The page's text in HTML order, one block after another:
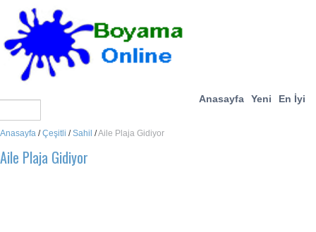
Anasayfa Yeni En İyi
Anasayfa /Çeşitli /Sahil /Aile Plaja Gidiyor
Aile Plaja Gidiyor